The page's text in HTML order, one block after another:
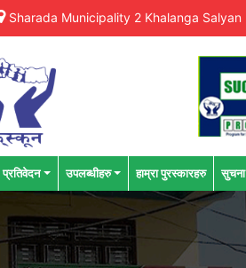
Sharada Municipality 2 Khalanga Salyan
प्रतिवेदन उपलब्धीहरु हाम्रा पुरस्कारहरु सुचना